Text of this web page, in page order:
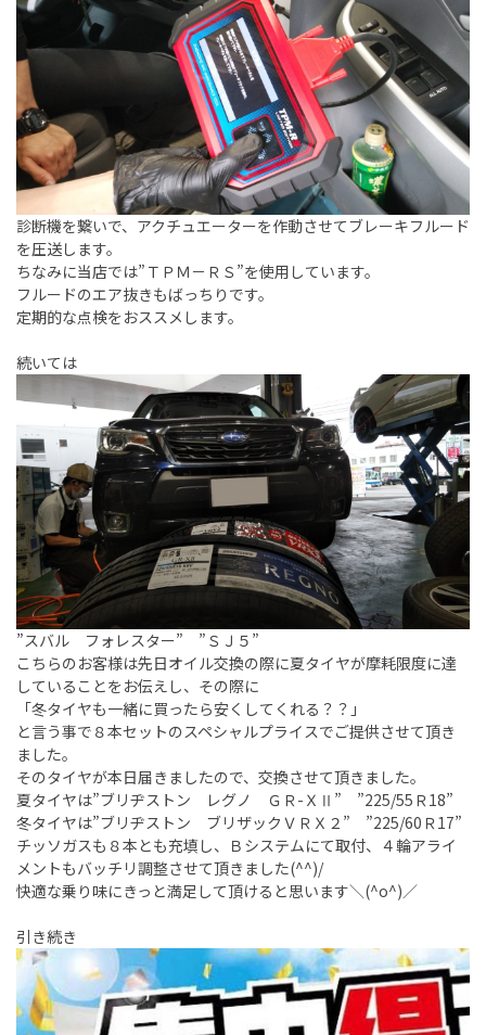
診断機を繋いで、アクチュエーターを作動させてブレーキフルード
を圧送します。
ちなみに当店では”ＴＰＭ－ＲＳ”を使用しています。
フルードのエア抜きもばっちりです。
定期的な点検をおススメします。
続いては
”スバル フォレスター” ”ＳＪ５”
こちらのお客様は先日オイル交換の際に夏タイヤが摩耗限度に達
していることをお伝えし、その際に
「冬タイヤも一緒に買ったら安くしてくれる？？」
と言う事で８本セットのスペシャルプライスでご提供させて頂き
ました。
そのタイヤが本日届きましたので、交換させて頂きました。
夏タイヤは”ブリヂストン レグノ ＧＲ-ＸⅡ” ”225/55Ｒ18”
冬タイヤは”ブリヂストン ブリザックＶＲＸ２” ”225/60Ｒ17”
チッソガスも８本とも充填し、Ｂシステムにて取付、４輪アライ
メントもバッチリ調整させて頂きました(^^)/
快適な乗り味にきっと満足して頂けると思います＼(^o^)／
引き続き